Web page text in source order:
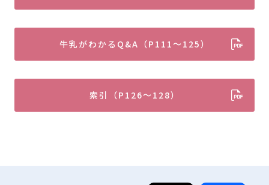
牛乳がわかるQ&A（P111～125）
索引（P126～128）